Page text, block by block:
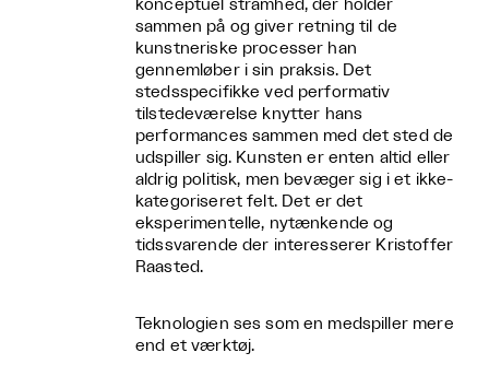
konceptuel stramhed, der holder
sammen på og giver retning til de
kunstneriske processer han
gennemløber i sin praksis. Det
stedsspecifikke ved performativ
tilstedeværelse knytter hans
performances sammen med det sted de
udspiller sig. Kunsten er enten altid eller
aldrig politisk, men bevæger sig i et ikke-
kategoriseret felt. Det er det
eksperimentelle, nytænkende og
tidssvarende der interesserer Kristoffer
Raasted.
Teknologien ses som en medspiller mere
end et værktøj.